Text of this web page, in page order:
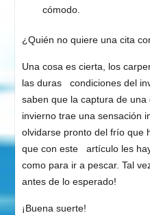
cómodo.
¿Quién no quiere una cita
Una cosa es cierta, los
las duras condiciones del
saben que la captura de
invierno trae una sensación
olvidarse pronto del frío que
que con este artículo les
como para ir a pescar. Tal
antes de lo esperado!
¡Buena suerte!